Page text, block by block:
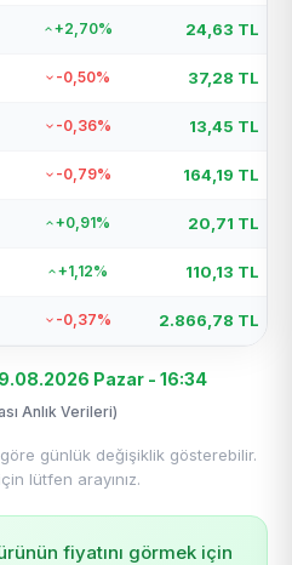
+2,70% 24,63 TL
-0,50% 37,28 TL
-0,36% 13,45 TL
-0,79% 164,19 TL
+0,91% 20,71 TL
+1,12% 110,13 TL
-0,37% 2.866,78 TL
Pazar - 16:34
Anlık Verileri)
günlük değişiklik gösterebilir.
lütfen arayınız.
fiyatını görmek için